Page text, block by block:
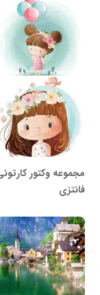
مجموعه وکتور
فانتزی